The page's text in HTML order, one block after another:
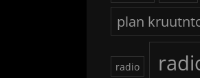
plan
radio